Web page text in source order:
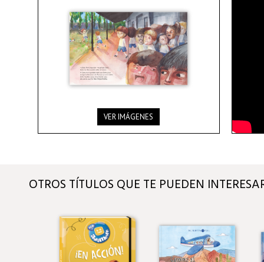
VER IMÁGENES
OTROS TÍTULOS QUE TE PUEDEN